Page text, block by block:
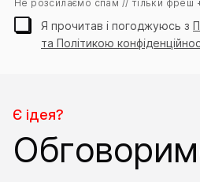
Не розсилаємо спам // тільки фреш
Я прочитав і погоджуюсь з
та Політикою
Є ідея?
Ім’я
Контактний
скринька
Повідомлення